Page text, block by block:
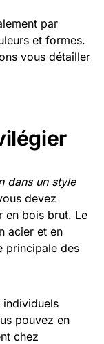
par
et formes.
vous détailler
dans un style
devez
en bois brut. Le
acier et en
principale des
individuels
pouvez en
chez